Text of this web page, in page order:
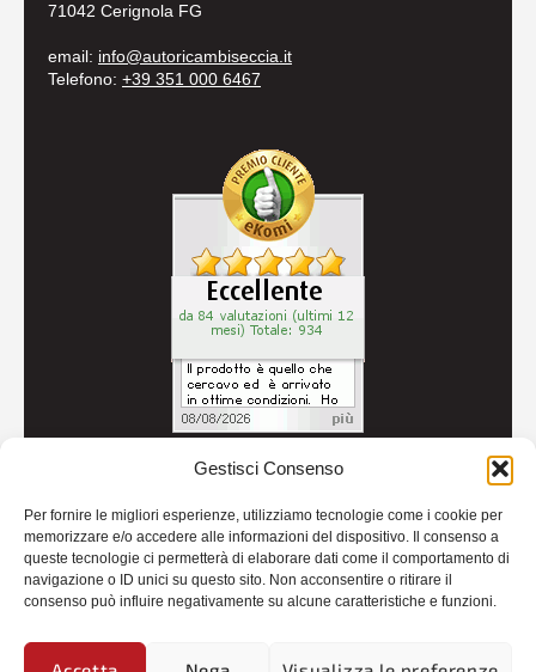
Gestisci Consenso
Per fornire le migliori esperienze, utilizziamo tecnologie come i cookie per
memorizzare e/o accedere alle informazioni del dispositivo. Il consenso a
queste tecnologie ci permetterà di elaborare dati come il comportamento di
navigazione o ID unici su questo sito. Non acconsentire o ritirare il
consenso può influire negativamente su alcune caratteristiche e funzioni.
71042 Cerignola FG
email: info@autoricambiseccia.it
Telefono: +39 351 000 6467
Credits